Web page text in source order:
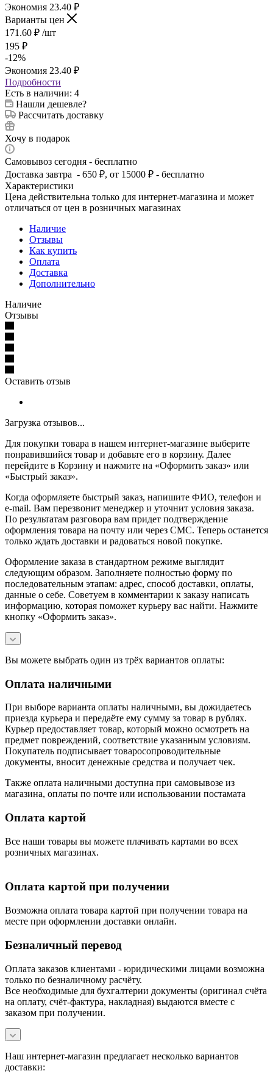
Экономия 23.40 ₽
Варианты цен
171.60 ₽ /шт
195 ₽
-12%
Экономия 23.40 ₽
Подробности
Есть в наличии: 4
Нашли дешевле?
Рассчитать доставку
Хочу в подарок
Самовывоз сегодня - бесплатно
Доставка завтра - 650 ₽, от 15000 ₽ - бесплатно
Характеристики
Цена действительна только для интернет-магазина и может
отличаться от цен в розничных магазинах
Наличие
Отзывы
Как купить
Оплата
Доставка
Дополнительно
Наличие
Отзывы
Оставить отзыв
Загрузка отзывов...
Для покупки товара в нашем интернет-магазине выберите
понравившийся товар и добавьте его в корзину. Далее
перейдите в Корзину и нажмите на «Оформить заказ» или
«Быстрый заказ».
Когда оформляете быстрый заказ, напишите ФИО, телефон и
e-mail. Вам перезвонит менеджер и уточнит условия заказа.
По результатам разговора вам придет подтверждение
оформления товара на почту или через СМС. Теперь останется
только ждать доставки и радоваться новой покупке.
Оформление заказа в стандартном режиме выглядит
следующим образом. Заполняете полностью форму по
последовательным этапам: адрес, способ доставки, оплаты,
данные о себе. Советуем в комментарии к заказу написать
информацию, которая поможет курьеру вас найти. Нажмите
кнопку «Оформить заказ».
Вы можете выбрать один из трёх вариантов оплаты:
Оплата наличными
При выборе варианта оплаты наличными, вы дожидаетесь
приезда курьера и передаёте ему сумму за товар в рублях.
Курьер предоставляет товар, который можно осмотреть на
предмет повреждений, соответствие указанным условиям.
Покупатель подписывает товаросопроводительные
документы, вносит денежные средства и получает чек.
Также оплата наличными доступна при самовывозе из
магазина, оплаты по почте или использовании постамата
Оплата картой
Все наши товары вы можете плачивать картами во всех
розничных магазинах.
Оплата картой при получении
Возможна оплата товара картой при получении товара на
месте при оформлении доставки онлайн.
Безналичный перевод
Оплата заказов клиентами - юридическими лицами возможна
только по безналичному расчёту.
Все необходимые для бухгалтерии документы (оригинал счёта
на оплату, счёт-фактура, накладная) выдаются вместе с
заказом при получении.
Наш интернет-магазин предлагает несколько вариантов
доставки: